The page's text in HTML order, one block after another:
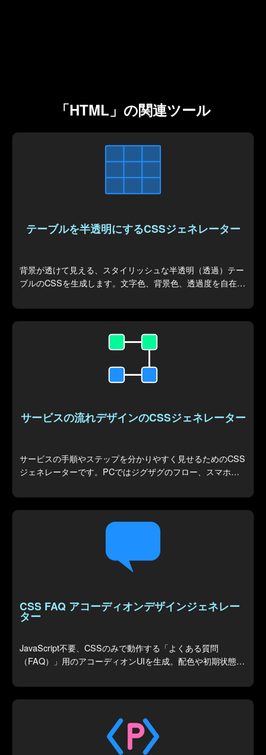
「HTML」の関連ツール
テーブルを半透明にするCSSジェネレーター
背景が透けて見える、スタイリッシュな半透明（透過）テー
ブルのCSSを生成します。文字色、背景色、透過度を自在に
ます。
サービスの流れデザインのCSSジェネレーター
サービスの手順やステップを分かりやすく見せるためのCSS
ジェネレーターです。PCではジグザグのフロー、スマホで
ます。
CSS FAQ アコーディオンデザインジェネレー
ター
JavaScript不要、CSSのみで動作する「よくある質問
（FAQ）」用のアコーディオンUIを生成。配色や初期状態を